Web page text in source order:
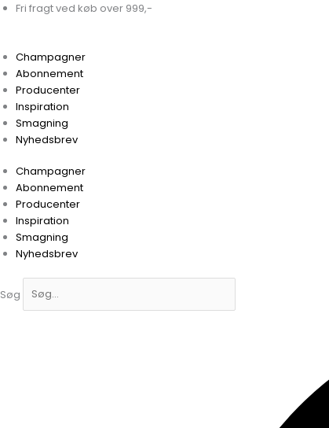
Gå Fri fragt ved køb over 999,-
Champagner
Abonnement
Producenter
Inspiration
Smagning
Nyhedsbrev
Champagner
Abonnement
Producenter
Inspiration
Smagning
Nyhedsbrev
Søg